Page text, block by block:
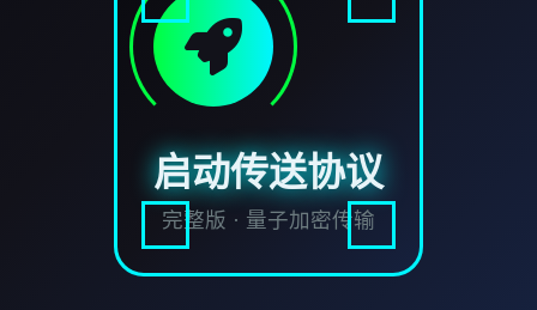
启动传送协议
完整版 · 量子加密传输